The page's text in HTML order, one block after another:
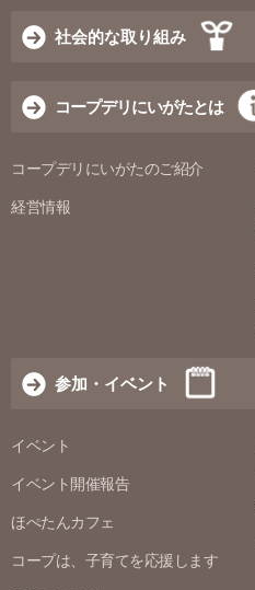
社会的な取り組み
コープデリにいがたとは
コープデリにいがたのご紹介
経営情報
参加・イベント
イベント
イベント開催報告
ほぺたんカフェ
コープは、子育てを応援します